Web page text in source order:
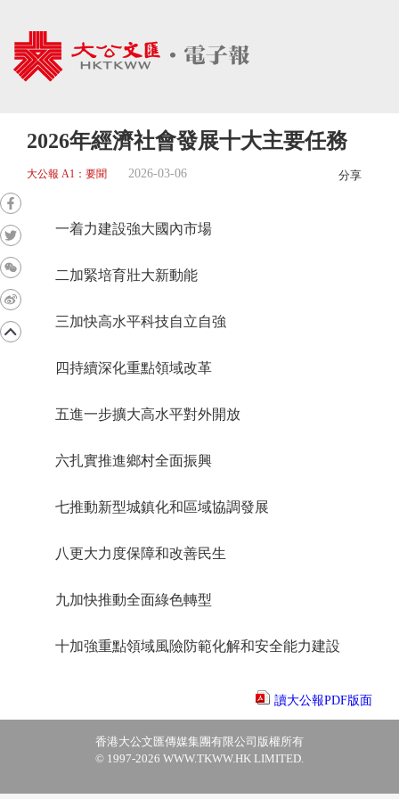
2026年經濟社會發展十大主要任務
大公報 A1：要聞 2026-03-06 分享
一着力建設強大國內市場
二加緊培育壯大新動能
三加快高水平科技自立自強
四持續深化重點領域改革
五進一步擴大高水平對外開放
六扎實推進鄉村全面振興
七推動新型城鎮化和區域協調發展
八更大力度保障和改善民生
九加快推動全面綠色轉型
十加強重點領域風險防範化解和安全能力建設
讀大公報PDF版面
香港大公文匯傳媒集團有限公司版權所有
© 1997-2026 WWW.TKWW.HK LIMITED.